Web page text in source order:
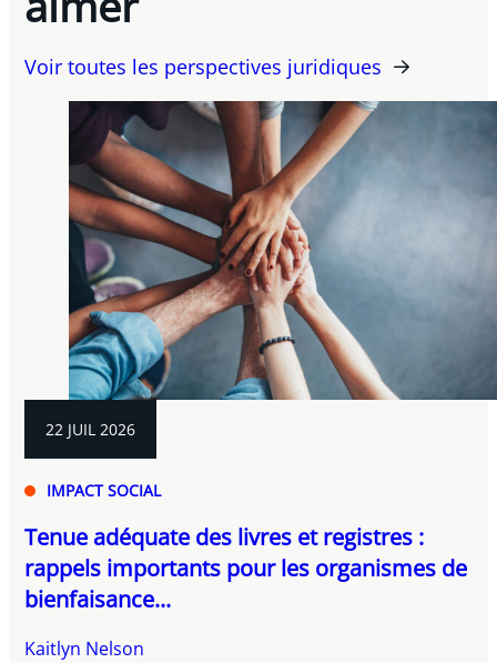
Voir toutes les perspectives juridiques
22 JUIL 2026
IMPACT SOCIAL
Tenue adéquate des livres et registres :
rappels importants pour les organismes de
bienfaisance...
Kaitlyn Nelson